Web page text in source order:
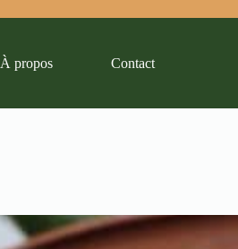
À propos Contact